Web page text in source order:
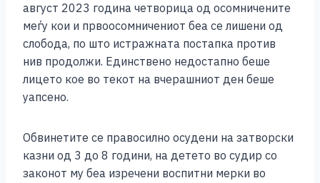
август 2023 година четворица од осомничените
меѓу кои и првоосомничениот беа се лишени од
слобода, по што истражната постапка против
нив продолжи. Единствено недостапно беше
лицето кое во текот на вчерашниот ден беше
уапсено.
Обвинетите се правосилно осудени на затворски
казни од 3 до 8 години, на детето во судир со
законот му беа изречени воспитни мерки во